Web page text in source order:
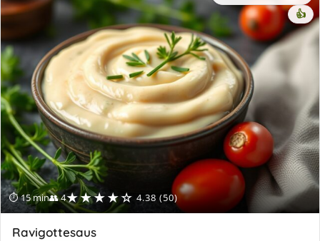
⏱ 15 min👥 4★★★★☆ 4.38 (50)
👍
Ravigottesaus